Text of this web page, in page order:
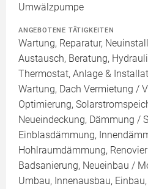
Umwälzpumpe
ANGEBOTENE TÄTIGKEITEN
Wartung, Reparatur,
Austausch, Beratung,
Thermostat, Anlage &
Wartung, Dach Vermietung /
Optimierung,
Neueindeckung, Dämmung /
Einblasdämmung,
Hohlraumdämmung,
Badsanierung, Neueinbau /
Umbau, Innenausbau,